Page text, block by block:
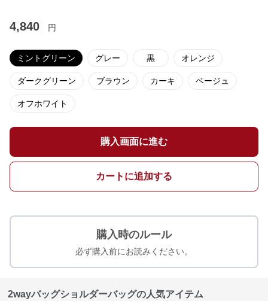
4,840 円
ミントグリーン グレー 黒 オレンジ
ダークグリーン ブラウン カーキ ベージュ
オフホワイト
購入画面に進む
カートに追加する
購入時のルール
必ず購入前にお読みください。
2wayバッグショルダーバッグの人気アイテム